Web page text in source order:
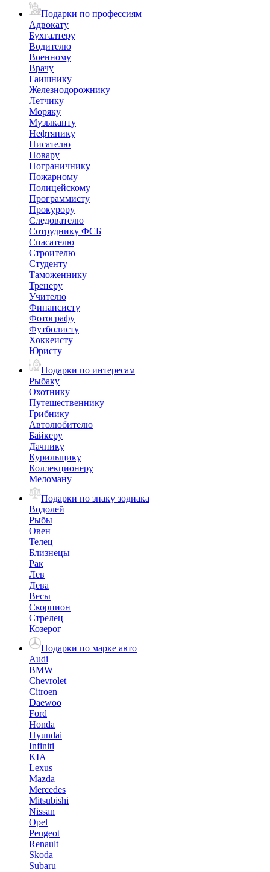
Подарки по профессиям
Адвокату
Бухгалтеру
Водителю
Военному
Врачу
Гаишнику
Железнодорожнику
Летчику
Моряку
Музыканту
Нефтянику
Писателю
Повару
Пограничнику
Пожарному
Полицейскому
Программисту
Прокурору
Следователю
Сотруднику ФСБ
Спасателю
Строителю
Студенту
Таможеннику
Тренеру
Учителю
Финансисту
Фотографу
Футболисту
Хоккеисту
Юристу
Подарки по интересам
Рыбаку
Охотнику
Путешественнику
Грибнику
Автолюбителю
Байкеру
Дачнику
Курильщику
Коллекционеру
Меломану
Подарки по знаку зодиака
Водолей
Рыбы
Овен
Телец
Близнецы
Рак
Лев
Дева
Весы
Скорпион
Стрелец
Козерог
Подарки по марке авто
Audi
BMW
Chevrolet
Citroen
Daewoo
Ford
Honda
Hyundai
Infiniti
KIA
Lexus
Mazda
Mercedes
Mitsubishi
Nissan
Opel
Peugeot
Renault
Skoda
Subaru